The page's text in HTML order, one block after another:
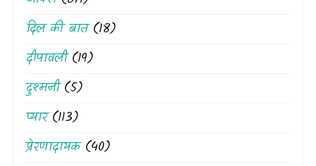
दिल की बात(18)
दीपावली(19)
दुश्मनी(5)
प्यार(113)
प्रेरणादायक(40)